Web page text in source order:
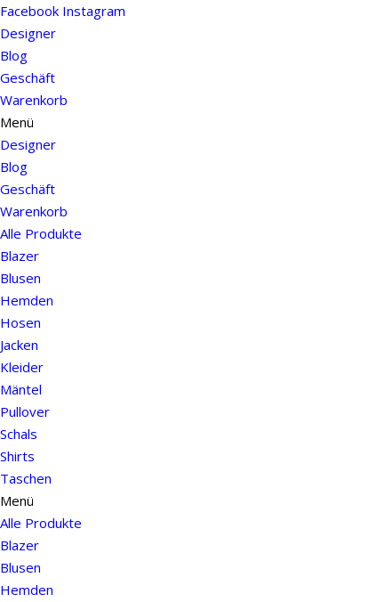
Facebook Instagram
Designer
Blog
Geschäft
Warenkorb
Menü
Designer
Blog
Geschäft
Warenkorb
Alle Produkte
Blazer
Blusen
Hemden
Hosen
Jacken
Kleider
Mäntel
Pullover
Schals
Shirts
Taschen
Menü
Alle Produkte
Blazer
Blusen
Hemden